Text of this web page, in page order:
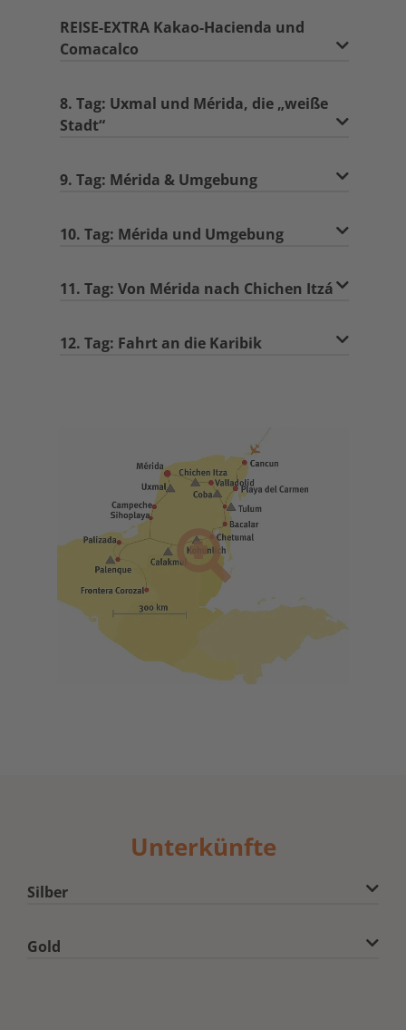
REISE-EXTRA Kakao-Hacienda und
Comacalco
8. Tag: Uxmal und Mérida, die „weiße
Stadt“
9. Tag: Mérida & Umgebung
10. Tag: Mérida und Umgebung
11. Tag: Von Mérida nach Chichen Itzá
12. Tag: Fahrt an die Karibik
Unterkünfte
Silber
Gold